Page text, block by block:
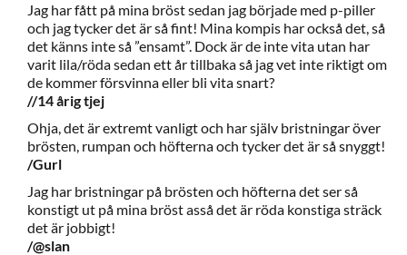
Jag har fått på mina bröst sedan jag började med p-piller
och jag tycker det är så fint! Mina kompis har också det, så
det känns inte så ”ensamt”. Dock är de inte vita utan har
varit lila/röda sedan ett år tillbaka så jag vet inte riktigt om
de kommer försvinna eller bli vita snart?
//14 årig tjej
Ohja, det är extremt vanligt och har själv bristningar över
brösten, rumpan och höfterna och tycker det är så snyggt!
/Gurl
Jag har bristningar på brösten och höfterna det ser så
konstigt ut på mina bröst asså det är röda konstiga sträck
det är jobbigt!
/@slan